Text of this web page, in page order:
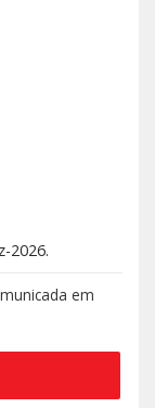
2026.
em